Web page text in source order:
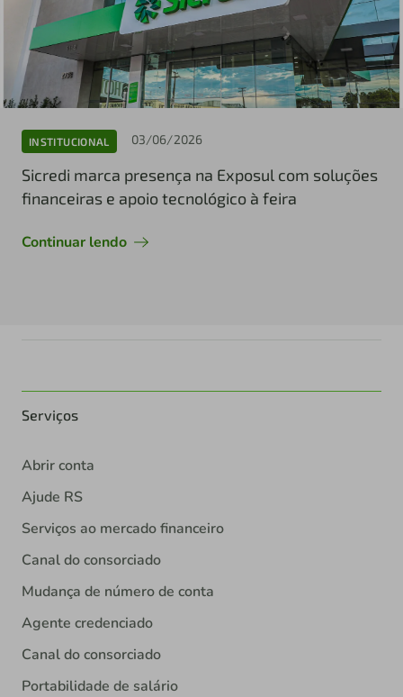
INSTITUCIONAL 03/06/2026
Sicredi marca presença na Exposul com soluções
financeiras e apoio tecnológico à feira
Continuar lendo
Serviços
Abrir conta
Ajude RS
Serviços ao mercado financeiro
Canal do consorciado
Mudança de número de conta
Agente credenciado
Canal do consorciado
Portabilidade de salário